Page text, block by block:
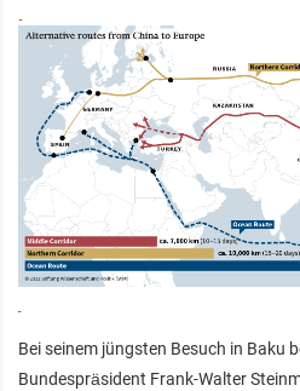
Bei seinem jüngsten Besuch in Baku
Bundespräsident Frank-Walter